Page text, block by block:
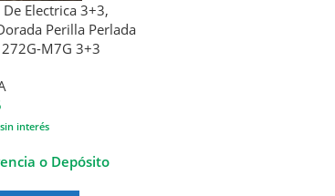
Electrica 3+3,
Perilla Perlada
M7G 3+3
sin interés
o Depósito